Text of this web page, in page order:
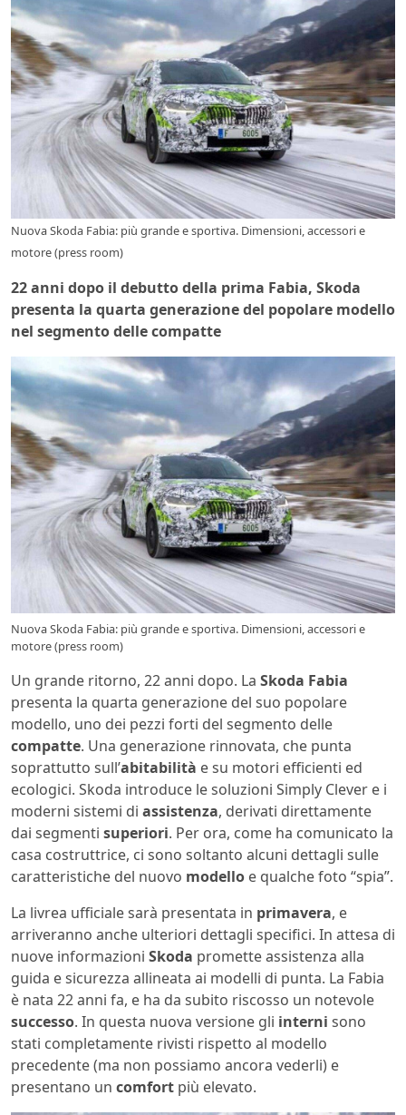
Nuova Skoda Fabia: più grande e sportiva. Dimensioni, accessori e
motore (press room)
22 anni dopo il debutto della prima Fabia, Skoda
presenta la quarta generazione del popolare modello
nel segmento delle compatte
Nuova Skoda Fabia: più grande e sportiva. Dimensioni, accessori e
motore (press room)
Un grande ritorno, 22 anni dopo. La Skoda Fabia
presenta la quarta generazione del suo popolare
modello, uno dei pezzi forti del segmento delle
compatte. Una generazione rinnovata, che punta
soprattutto sull’abitabilità e su motori efficienti ed
ecologici. Skoda introduce le soluzioni Simply Clever e i
moderni sistemi di assistenza, derivati direttamente
dai segmenti superiori. Per ora, come ha comunicato la
casa costruttrice, ci sono soltanto alcuni dettagli sulle
caratteristiche del nuovo modello e qualche foto “spia”.
La livrea ufficiale sarà presentata in primavera, e
arriveranno anche ulteriori dettagli specifici. In attesa di
nuove informazioni Skoda promette assistenza alla
guida e sicurezza allineata ai modelli di punta. La Fabia
è nata 22 anni fa, e ha da subito riscosso un notevole
successo. In questa nuova versione gli interni sono
stati completamente rivisti rispetto al modello
precedente (ma non possiamo ancora vederli) e
presentano un comfort più elevato.